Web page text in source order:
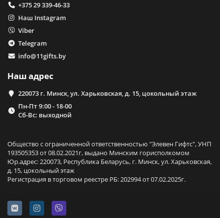
+375 29 339-46-33
Наш Instagram
Viber
Telegram
info@11gifts.by
Наш адрес
220073 г. Минск, ул. Харьковская, д. 15, цокольный этаж
Пн-Пт 9:00 - 18-00
Сб-Вс: выходной
Общество с ограниченной ответственностью "Элевен Гифтс", УНП
193505353 от 08.02.2021г, выдано Минским горисполкомом
Юр.адрес: 220073, Республика Беларусь, г. Минск, ул. Харьковская,
д. 15, цокольный этаж
Регистрация в торговом реестре РБ: 202994 от 07.02.2025г.